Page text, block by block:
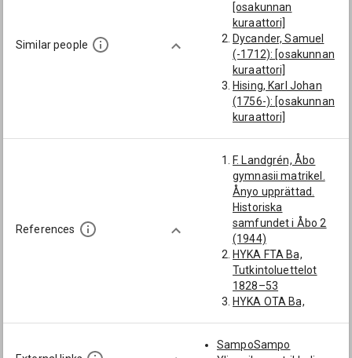
Similar people
[osakunnan
kuraattori]
Dycander, Samuel
(-1712): [osakunnan
kuraattori]
Hising, Karl Johan
(1756-): [osakunnan
kuraattori]
kuraattori]
Granberg, Ferdinand
(1820-1855):
[Somero; Turun
triviaalikoulu]
Forsius, Erik (1738-
1762): [osakunnan
kuraattori]
References
F. Landgrén, Åbo
gymnasii matrikel.
Ånyo upprättad.
Historiska
samfundet i Åbo 2
(1944)
HYKA FTA Ba,
Tutkintoluettelot
1828–53
HYKA OTA Ba,
nimikirja 1828–72
SampoSampo